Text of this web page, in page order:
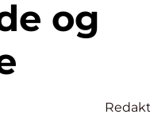
og